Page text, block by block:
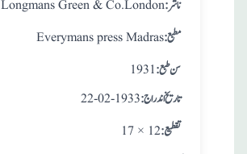
Longmans Green & Co.London :ناشر
Everymans press Madras:مطبع
1931 : سن طبع
22-02-1933 : تاريخ اندراج
17 × 12 :تقطيع